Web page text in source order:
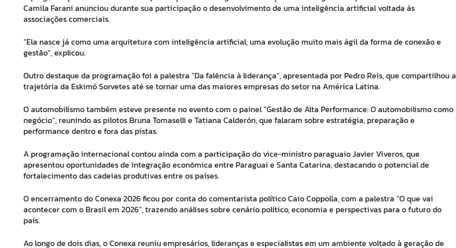
Camila Farani anunciou durante sua participação o desenvolvimento de uma inteligência artificial voltada às
associações comerciais.
“Ela nasce já como uma arquitetura com inteligência artificial, uma evolução muito mais ágil da forma de conexão e
gestão”, explicou.
Outro destaque da programação foi a palestra “Da falência à liderança”, apresentada por Pedro Reis, que compartilhou a
trajetória da Eskimó Sorvetes até se tornar uma das maiores empresas do setor na América Latina.
O automobilismo também esteve presente no evento com o painel “Gestão de Alta Performance: O automobilismo como
negócio”, reunindo as pilotos Bruna Tomaselli e Tatiana Calderón, que falaram sobre estratégia, preparação e
performance dentro e fora das pistas.
A programação internacional contou ainda com a participação do vice-ministro paraguaio Javier Viveros, que
apresentou oportunidades de integração econômica entre Paraguai e Santa Catarina, destacando o potencial de
fortalecimento das cadeias produtivas entre os países.
O encerramento do Conexa 2026 ficou por conta do comentarista político Caio Coppolla, com a palestra “O que vai
acontecer com o Brasil em 2026”, trazendo análises sobre cenário político, economia e perspectivas para o futuro do
país.
Ao longo de dois dias, o Conexa reuniu empresários, lideranças e especialistas em um ambiente voltado à geração de